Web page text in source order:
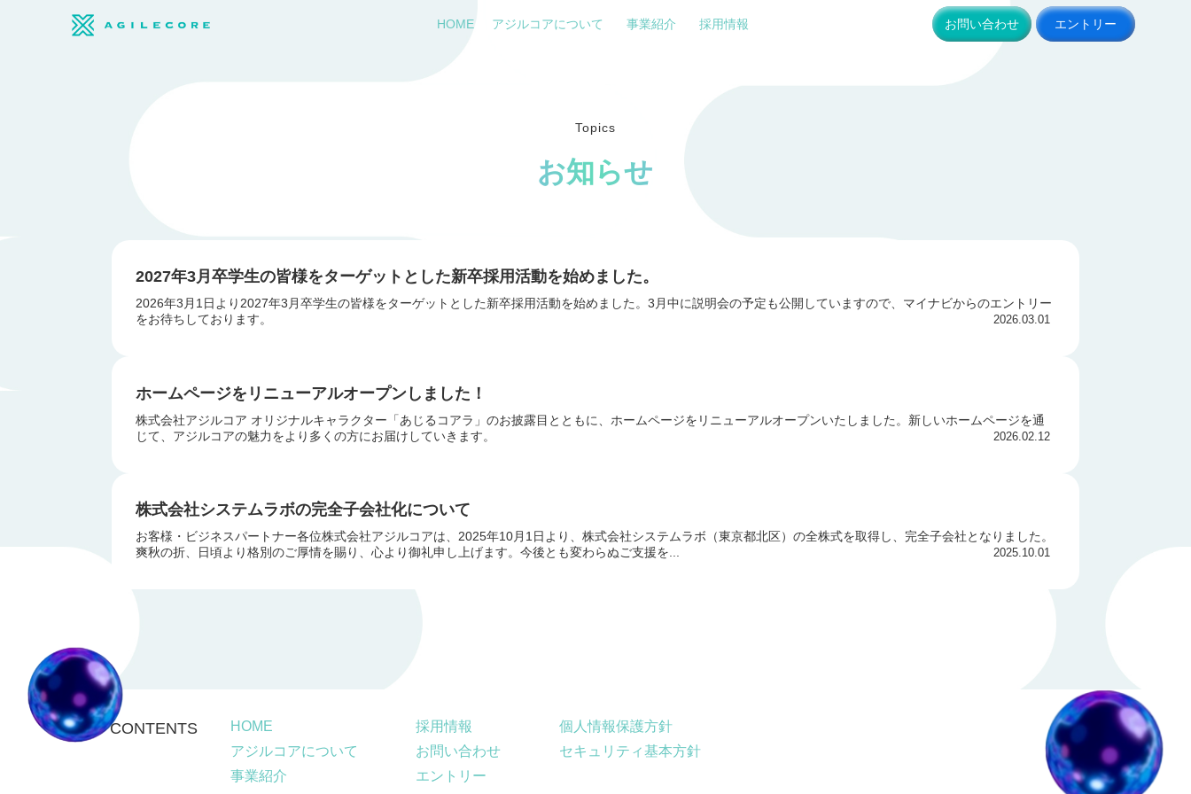
HOME アジルコアについて 事業紹介 採用情報 エントリー
お問い合わせ
Topics
お知らせ
2027年3月卒学生の皆様をターゲットとした新卒採用活動を始めました。
2026年3月1日より2027年3月卒学生の皆様をターゲットとした新卒採用活動を始めました。3月中に説明会の予定も公開していますので、マイナビからのエントリー
をお待ちしております。
2026.03.01
ホームページをリニューアルオープンしました！
株式会社アジルコア オリジナルキャラクター「あじるコアラ」のお披露目とともに、ホームページをリニューアルオープンいたしました。新しいホームページを通
じて、アジルコアの魅力をより多くの方にお届けしていきます。
2026.02.12
株式会社システムラボの完全子会社化について
お客様・ビジネスパートナー各位株式会社アジルコアは、2025年10月1日より、株式会社システムラボ（東京都北区）の全株式を取得し、完全子会社となりました。
爽秋の折、日頃より格別のご厚情を賜り、心より御礼申し上げます。今後とも変わらぬご支援を...
2025.10.01
CONTENTS
HOME
アジルコアについて
事業紹介
採用情報
お問い合わせ
エントリー
個人情報保護方針
セキュリティ基本方針